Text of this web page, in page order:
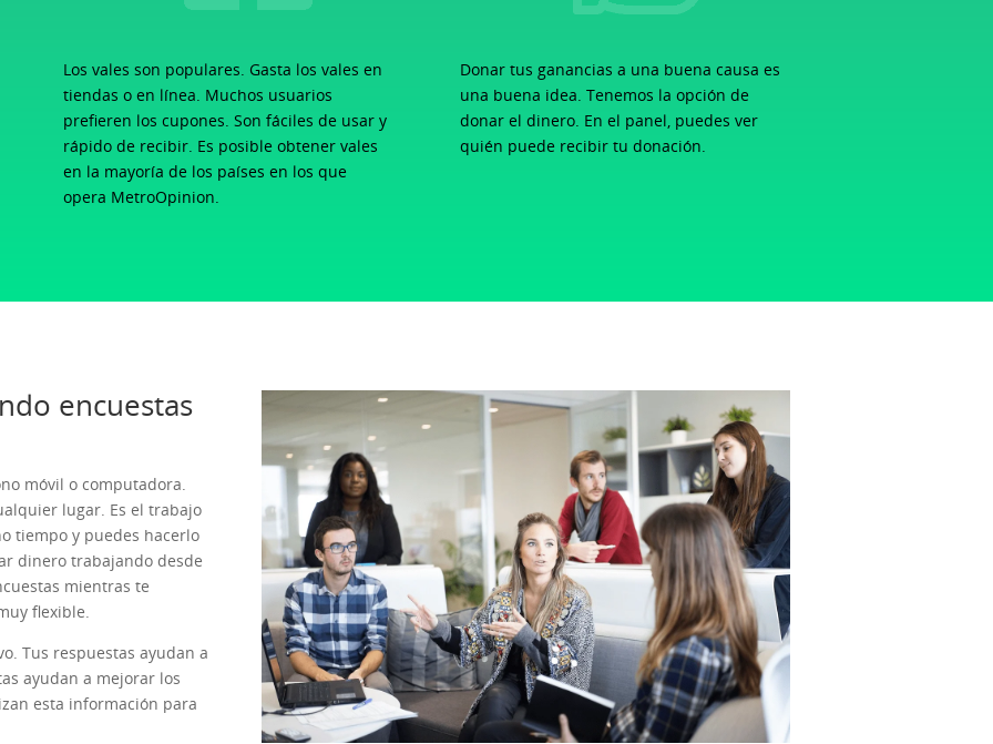
Los vales son populares. Gasta los vales en
tiendas o en línea. Muchos usuarios
prefieren los cupones. Son fáciles de usar y
rápido de recibir. Es posible obtener vales
en la mayoría de los países en los que
opera MetroOpinion.
Donar tus ganancias a una buena causa es
una buena idea. Tenemos la opción de
donar el dinero. En el panel, puedes ver
quién puede recibir tu donación.
encuestas
móvil o computadora.
lugar. Es el trabajo
tiempo y puedes hacerlo
dinero trabajando desde
mientras te
flexible.
Tus respuestas ayudan a
ayudan a mejorar los
esta información para